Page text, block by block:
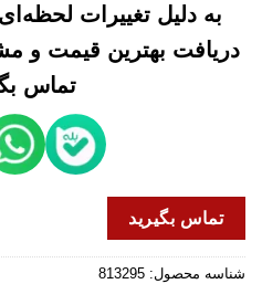
به دلیل تغییرات
دریافت بهترین قیمت و
تماس
تماس بگیرید
شناسه محصول: 813295